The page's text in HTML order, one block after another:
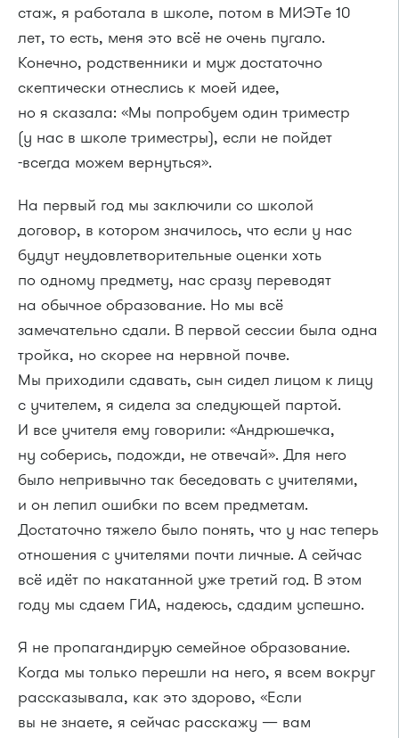
стаж, я работала в школе, потом в МИЭТе 10
лет, то есть, меня это всё не очень пугало.
Конечно, родственники и муж достаточно
скептически отнеслись к моей идее,
но я сказала: «Мы попробуем один триместр
(у нас в школе триместры), если не пойдет
-всегда можем вернуться».
На первый год мы заключили со школой
договор, в котором значилось, что если у нас
будут неудовлетворительные оценки хоть
по одному предмету, нас сразу переводят
на обычное образование. Но мы всё
замечательно сдали. В первой сессии была одна
тройка, но скорее на нервной почве.
Мы приходили сдавать, сын сидел лицом к лицу
с учителем, я сидела за следующей партой.
И все учителя ему говорили: «Андрюшечка,
ну соберись, подожди, не отвечай». Для него
было непривычно так беседовать с учителями,
и он лепил ошибки по всем предметам.
Достаточно тяжело было понять, что у нас теперь
отношения с учителями почти личные. А сейчас
всё идёт по накатанной уже третий год. В этом
году мы сдаем ГИА, надеюсь, сдадим успешно.
Я не пропагандирую семейное образование.
Когда мы только перешли на него, я всем вокруг
рассказывала, как это здорово, «Если
вы не знаете, я сейчас расскажу — вам